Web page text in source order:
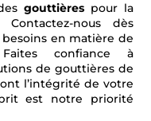
gouttièrespour la
nous dès
en matière de
confiance à
de gouttières de
l’intégrité de votre
est notre priorité